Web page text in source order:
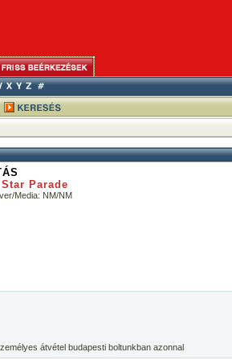
Parade
Media: NM/NM
átvétel budapesti boltunkban azonnal